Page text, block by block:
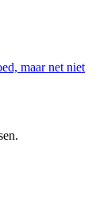
maar net niet